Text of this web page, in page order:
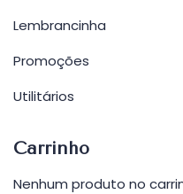
Lembrancinha
Promoções
Utilitários
Carrinho
Nenhum produto no